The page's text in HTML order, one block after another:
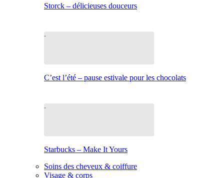
Storck – délicieuses douceurs
C’est l’été – pause estivale pour les chocolats
Starbucks – Make It Yours
Soins des cheveux & coiffure
Visage & corps